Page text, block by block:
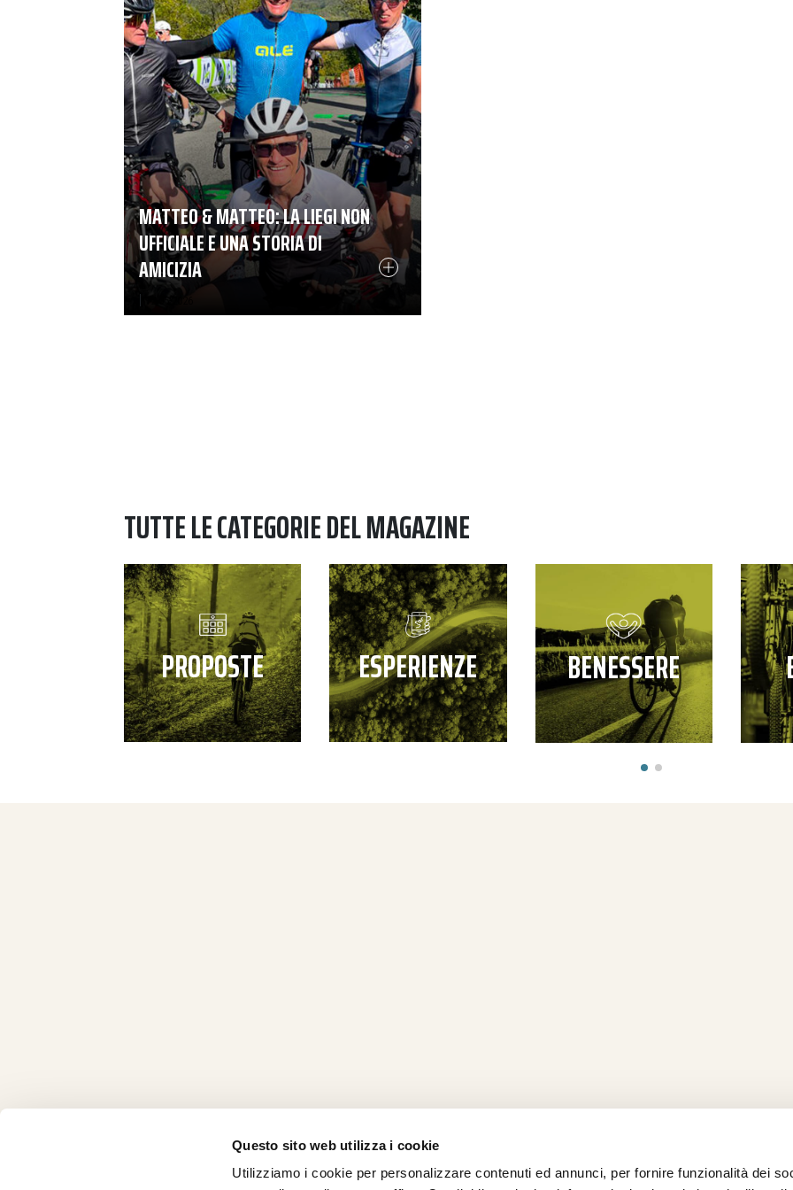
Questo sito web utilizza i cookie
Utilizziamo i cookie per personalizzare contenuti ed annunci, per fornire funzionalità dei
MATTEO & MATTEO: LA LIEGI NON
UFFICIALE E UNA STORIA DI
AMICIZIA
TUTTE LE CATEGORIE DEL MAGAZINE
PROPOSTE ESPERIENZE BENESSERE